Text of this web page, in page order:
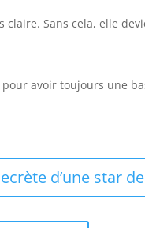
Sans cela, elle
avoir toujours une
d’une star